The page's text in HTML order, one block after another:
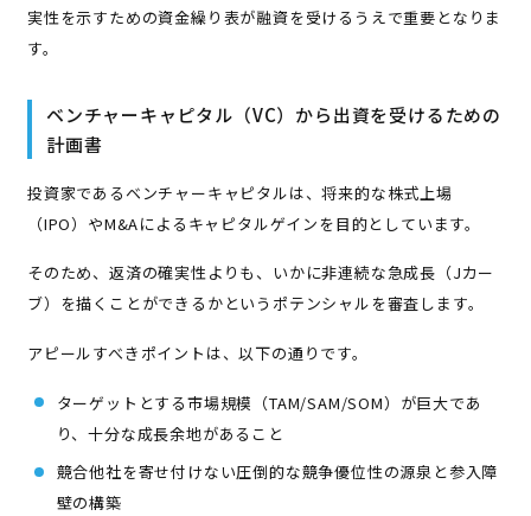
実性を示すための資金繰り表が融資を受けるうえで重要となりま
す。
ベンチャーキャピタル（VC）から出資を受けるための
計画書
投資家であるベンチャーキャピタルは、将来的な株式上場
（IPO）やM&Aによるキャピタルゲインを目的としています。
そのため、返済の確実性よりも、いかに非連続な急成長（Jカー
ブ）を描くことができるかというポテンシャルを審査します。
アピールすべきポイントは、以下の通りです。
ターゲットとする市場規模（TAM/SAM/SOM）が巨大であ
り、十分な成長余地があること
競合他社を寄せ付けない圧倒的な競争優位性の源泉と参入障
壁の構築